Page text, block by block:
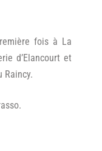
fois à La
d’Elancourt et
Raincy.